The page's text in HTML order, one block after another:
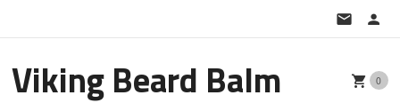
Viking Beard Balm 0